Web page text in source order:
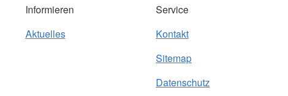
Informieren
Aktuelles
Service
Kontakt
Sitemap
Datenschutz